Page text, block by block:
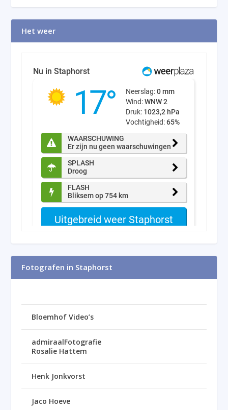
Het weer
Fotografen in Staphorst
Bloemhof Video’s
admiraalFotografie
Rosalie Hattem
Henk Jonkvorst
Jaco Hoeve